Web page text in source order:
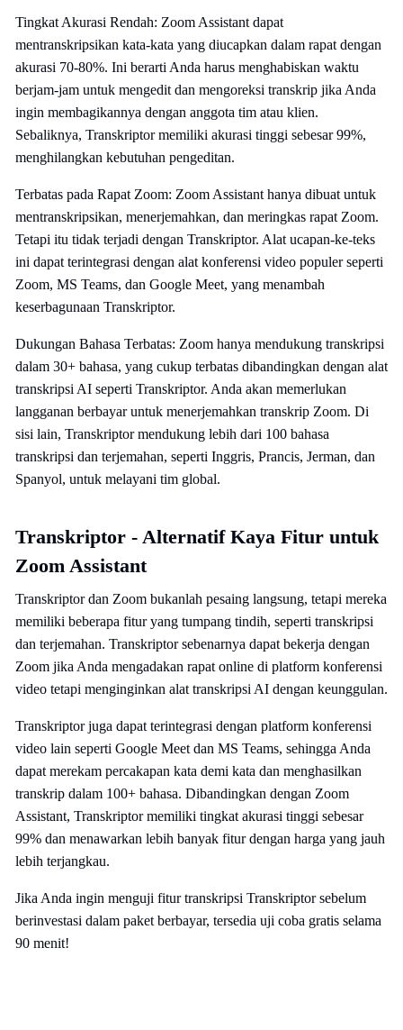
Tingkat Akurasi Rendah: Zoom Assistant dapat
mentranskripsikan kata-kata yang diucapkan dalam rapat dengan
akurasi 70-80%. Ini berarti Anda harus menghabiskan waktu
berjam-jam untuk mengedit dan mengoreksi transkrip jika Anda
ingin membagikannya dengan anggota tim atau klien.
Sebaliknya, Transkriptor memiliki akurasi tinggi sebesar 99%,
menghilangkan kebutuhan pengeditan.
Terbatas pada Rapat Zoom: Zoom Assistant hanya dibuat untuk
mentranskripsikan, menerjemahkan, dan meringkas rapat Zoom.
Tetapi itu tidak terjadi dengan Transkriptor. Alat ucapan-ke-teks
ini dapat terintegrasi dengan alat konferensi video populer seperti
Zoom, MS Teams, dan Google Meet, yang menambah
keserbagunaan Transkriptor.
Dukungan Bahasa Terbatas: Zoom hanya mendukung transkripsi
dalam 30+ bahasa, yang cukup terbatas dibandingkan dengan alat
transkripsi AI seperti Transkriptor. Anda akan memerlukan
langganan berbayar untuk menerjemahkan transkrip Zoom. Di
sisi lain, Transkriptor mendukung lebih dari 100 bahasa
transkripsi dan terjemahan, seperti Inggris, Prancis, Jerman, dan
Spanyol, untuk melayani tim global.
Transkriptor - Alternatif Kaya Fitur untuk
Zoom Assistant
Transkriptor dan Zoom bukanlah pesaing langsung, tetapi mereka
memiliki beberapa fitur yang tumpang tindih, seperti transkripsi
dan terjemahan. Transkriptor sebenarnya dapat bekerja dengan
Zoom jika Anda mengadakan rapat online di platform konferensi
video tetapi menginginkan alat transkripsi AI dengan keunggulan.
Transkriptor juga dapat terintegrasi dengan platform konferensi
video lain seperti Google Meet dan MS Teams, sehingga Anda
dapat merekam percakapan kata demi kata dan menghasilkan
transkrip dalam 100+ bahasa. Dibandingkan dengan Zoom
Assistant, Transkriptor memiliki tingkat akurasi tinggi sebesar
99% dan menawarkan lebih banyak fitur dengan harga yang jauh
lebih terjangkau.
Jika Anda ingin menguji fitur transkripsi Transkriptor sebelum
berinvestasi dalam paket berbayar, tersedia uji coba gratis selama
90 menit!